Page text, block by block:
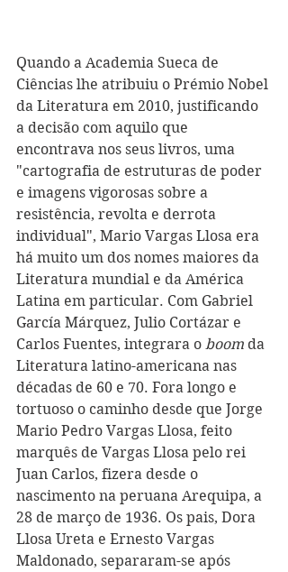
Quando a Academia Sueca de
Ciências lhe atribuiu o Prémio Nobel
da Literatura em 2010, justificando
a decisão com aquilo que
encontrava nos seus livros, uma
"cartografia de estruturas de poder
e imagens vigorosas sobre a
resistência, revolta e derrota
individual", Mario Vargas Llosa era
há muito um dos nomes maiores da
Literatura mundial e da América
Latina em particular. Com Gabriel
García Márquez, Julio Cortázar e
Carlos Fuentes, integrara o boom da
Literatura latino-americana nas
décadas de 60 e 70. Fora longo e
tortuoso o caminho desde que Jorge
Mario Pedro Vargas Llosa, feito
marquês de Vargas Llosa pelo rei
Juan Carlos, fizera desde o
nascimento na peruana Arequipa, a
28 de março de 1936. Os pais, Dora
Llosa Ureta e Ernesto Vargas
Maldonado, separaram-se após